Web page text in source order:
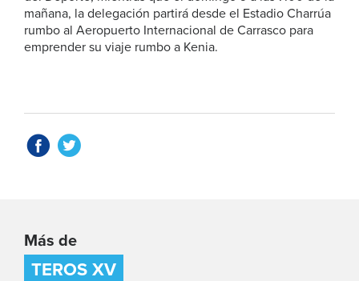
mañana, la delegación partirá desde el Estadio Charrúa
rumbo al Aeropuerto Internacional de Carrasco para
emprender su viaje rumbo a Kenia.
Más de
TEROS XV